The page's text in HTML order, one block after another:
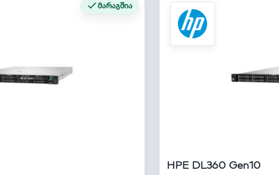
მარაგშია
HPE DL360 Gen10